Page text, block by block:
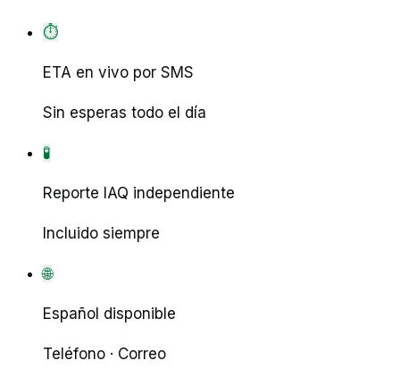
⏱
ETA en vivo por SMS
Sin esperas todo el día
🧪
Reporte IAQ independiente
Incluido siempre
🌐
Español disponible
Teléfono · Correo